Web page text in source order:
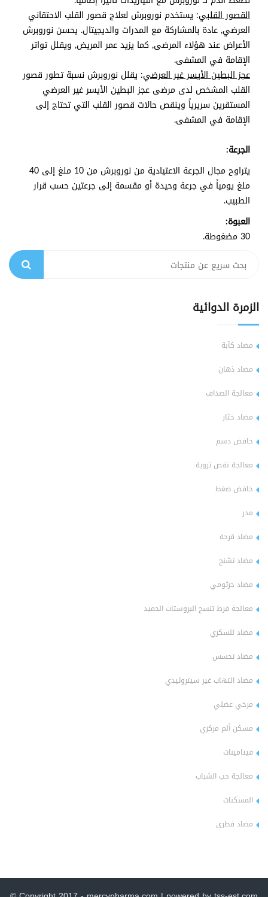
القصور القلبي: يستخدم نوروبرش لعلاج قصور القلب الاحتقاني
العرضي, عادة بالمشاركة مع المدرات والديجيتال. يحسن نوروبرش
الأعراض عند هؤلاء المرضى, كما يزيد عمر المريض, ويقلل تواتر
الإقامة في المشفى.
عجز البطين الأيسر غير العرضي: يقلل نوروبرش نسبة تطور قصور
القلب المشخص لدى مرضى عجز البطين الأيسر غير العرضي
المستقرين سريرياً وينقص حالات قصور القلب التي تحتاج إلى
الإقامة في المشفى.
الجرعة:
يتراوح مجال الجرعة الاعتيادية من نوروبرش من 10 ملغ إلى 40
ملغ يومياً في جرعة وحيدة أو مقسمة إلى جرعتين حسب قرار
الطبيب.
العبوة:
30 مضغوطة.
الزمرة الدوائية
مضاد كآبة
مضاد ذهان
معالجة الصداف
مضاد خثار
خافض دسم
معالجة نقص تروية
خافض ضغط
مدر
مضاد قرحة
مضاد تشنج
مضاد جرثومي
معالجة فرط تنسج البروستات الحميد
مضاد للسكري
مضاد تحسس
مضاد التهاب غير سيتروئيدي
مرخي عضلي
مسكن ألم مركزي
فيتامينات
معالجة حب الشباب
المسكنات
مضاد فطري